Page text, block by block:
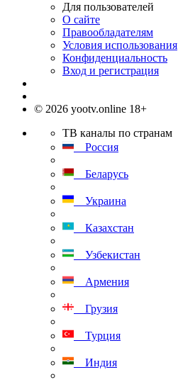
Для пользователей
О сайте
Правообладателям
Условия использования
Конфиденциальность
Вход и регистрация
© 2026 yootv.online 18+
ТВ каналы по странам
Россия
Беларусь
Украина
Казахстан
Узбекистан
Армения
Грузия
Турция
Индия